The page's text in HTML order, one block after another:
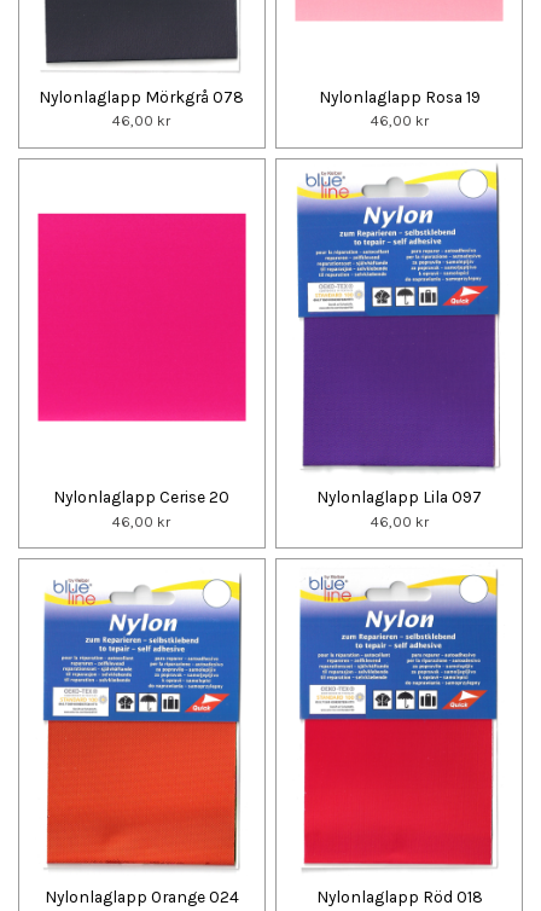
Nylonlaglapp Mörkgrå 078
46,00 kr
Nylonlaglapp Rosa 19
46,00 kr
Nylonlaglapp Cerise 20
46,00 kr
Nylonlaglapp Lila 097
46,00 kr
Nylonlaglapp Orange 024 Nylonlaglapp Röd 018